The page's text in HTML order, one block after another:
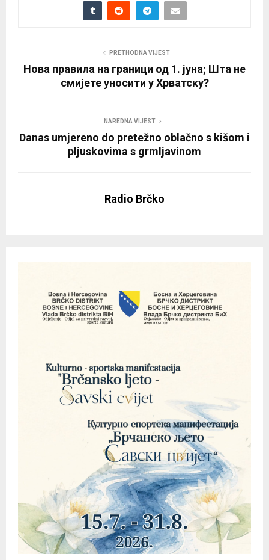
PRETHODNA VIJEST
Нова правила на граници од 1. јуна; Шта не
смијете уносити у Хрватску?
NAREDNA VIJEST
Danas umjereno do pretežno oblačno s kišom i
pljuskovima s grmljavinom
Radio Brčko